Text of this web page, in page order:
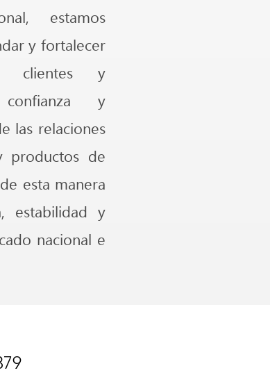
estamos
y fortalecer
clientes y
y
las relaciones
productos de
esta manera
estabilidad y
nacional e